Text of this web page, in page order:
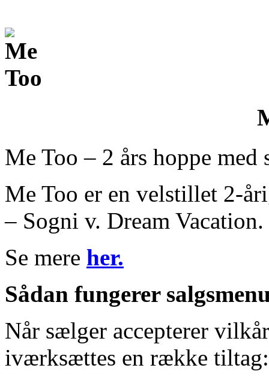
Me Too – 2 års hoppe
Me Too er en velstillet 2-
– Sogni v. Dream Vacation.
Se mere her.
Sådan fungerer
Når sælger accepterer
iværksættes en række tiltag: